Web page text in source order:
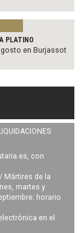
PLATINO
en Burjassot
, con
Mártires de la
martes y
horario
en el